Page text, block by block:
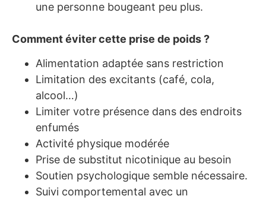
une personne bougeant peu plus.
Comment éviter cette prise de poids ?
Alimentation adaptée sans restriction
Limitation des excitants (café, cola,
alcool…)
Limiter votre présence dans des endroits
enfumés
Activité physique modérée
Prise de substitut nicotinique au besoin
Soutien psychologique semble nécessaire.
Suivi comportemental avec un